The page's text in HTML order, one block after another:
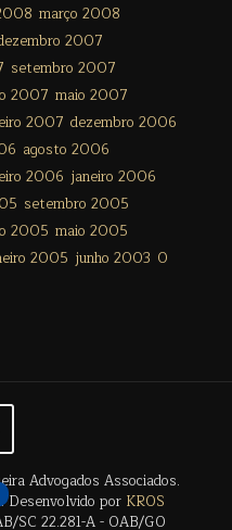
março 2008
2007
setembro 2007
2007 maio 2007
2007 dezembro 2006
agosto 2006
2006 janeiro 2006
setembro 2005
2005 maio 2005
2005 junho 2003 0
Advogados Associados.
Desenvolvido por KROS
SC 22.281-A - OAB/GO